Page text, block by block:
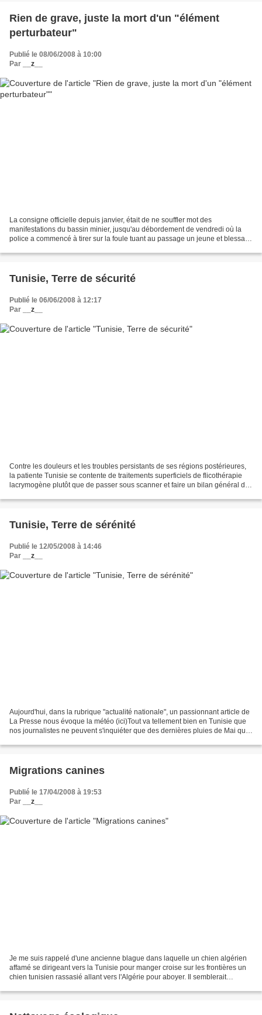
Rien de grave, juste la mort d'un "élément
perturbateur"
Publié le 08/06/2008 à 10:00
Par
__z__
La consigne officielle depuis janvier, était de ne souffler mot des
manifestations du bassin minier, jusqu'au débordement de vendredi où la
police a commencé à tirer sur la foule tuant au passage un jeune et blessant
Tunisie, Terre de sécurité
Publié le 06/06/2008 à 12:17
Par
__z__
Contre les douleurs et les troubles persistants de ses régions postérieures,
la patiente Tunisie se contente de traitements superficiels de flicothérapie
lacrymogène plutôt que de passer sous scanner et faire un bilan général de
Tunisie, Terre de sérénité
Publié le 12/05/2008 à 14:46
Par
__z__
Aujourd'hui, dans la rubrique "actualité nationale", un passionnant article de
La Presse nous évoque la météo (ici)Tout va tellement bien en Tunisie que
nos journalistes ne peuvent s'inquiéter que des dernières pluies de Mai qui
Migrations canines
Publié le 17/04/2008 à 19:53
Par
__z__
Je me suis rappelé d'une ancienne blague dans laquelle un chien algérien
affamé se dirigeant vers la Tunisie pour manger croise sur les frontières un
chien tunisien rassasié allant vers l'Algérie pour aboyer. Il semblerait